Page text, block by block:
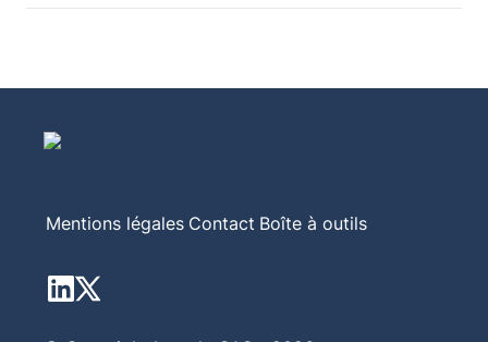
Mentions légales Contact Boîte à outils